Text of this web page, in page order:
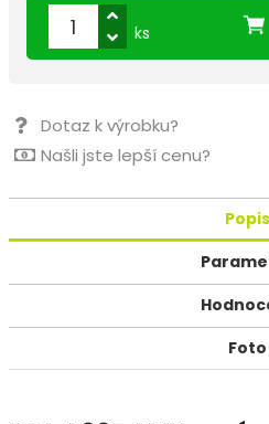
ks
Dotaz k výrobku?
Našli jste lepší cenu?
Popis
Foto